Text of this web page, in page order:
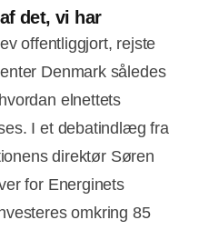
det, vi har
offentliggjort, rejste
Denmark således
elnettets
I et debatindlæg fra
direktør Søren
for Energinets
omkring 85